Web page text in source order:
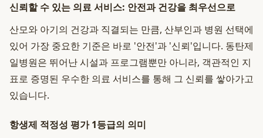
신뢰할 수 있는 의료 서비스: 안전과 건강을 최우선으로
산모와 아기의 건강과 직결되는 만큼, 산부인과 병원 선택에
있어 가장 중요한 기준은 바로 '안전'과 '신뢰'입니다. 동탄제
일병원은 뛰어난 시설과 프로그램뿐만 아니라, 객관적인 지
표로 증명된 우수한 의료 서비스를 통해 그 신뢰를 쌓아가고
있습니다.
항생제 적정성 평가 1등급의 의미